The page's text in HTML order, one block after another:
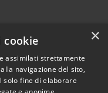
×
cookie
assimilati strettamente
navigazione del sito,
solo fine di elaborare